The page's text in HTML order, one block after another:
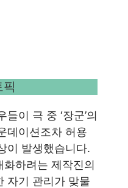
이 극 중 ‘장군’의
데이션조차 허용
이 발생했습니다.
하려는 제작진의
자기 관리가 맞물